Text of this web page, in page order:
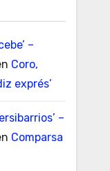
–
Coro,
exprés’
–
Comparsa